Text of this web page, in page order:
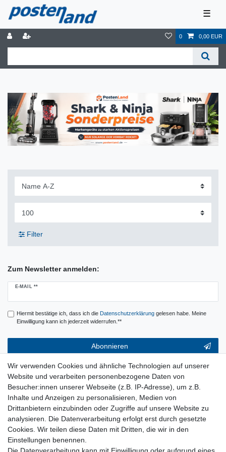
☰
0 0,00 EUR
Filter
Zum Newsletter anmelden:
E-MAIL **
Newsletter
Hiermit bestätige ich, dass ich die Daten­schutz­erklärunggelesen habe. Meine
Einwilligung kann ich jederzeit widerrufen.**
Abonnieren
** Hierbei handelt es sich um ein Pflichtfeld.
Service & Hilfe
Kontakt
Warenkorb
Zur Kasse
Nützliches
Newsletter abmelden
Wir verwenden Cookies und ähnliche Technologien auf unserer
Website und verarbeiten personenbezogene Daten von
Besucher:innen unserer Webseite (z.B. IP-Adresse), um z.B.
Inhalte und Anzeigen zu personalisieren, Medien von
Drittanbietern einzubinden oder Zugriffe auf unsere Website zu
analysieren. Die Datenverarbeitung erfolgt erst durch gesetzte
Cookies. Wir teilen diese Daten mit Dritten, die wir in den
Einstellungen benennen.